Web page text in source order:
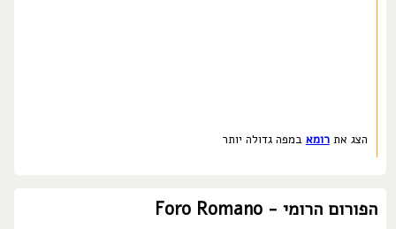
הצג אתרומא במפה גדולה יותר
הפורום הרומי - Foro Romano